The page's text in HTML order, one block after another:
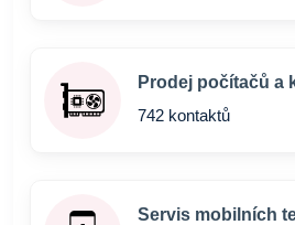
Prodej počítačů a
742 kontaktů
Servis mobilních